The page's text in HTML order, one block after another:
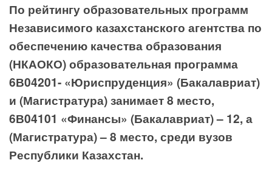
По рейтингу образовательных программ
Независимого казахстанского агентства по
обеспечению качества образования
(НКАОКО) образовательная программа
6В04201- «Юриспруденция» (Бакалавриат)
и (Магистратура) занимает 8 место,
6В04101 «Финансы» (Бакалавриат) – 12, а
(Магистратура) – 8 место, среди вузов
Республики Казахстан.